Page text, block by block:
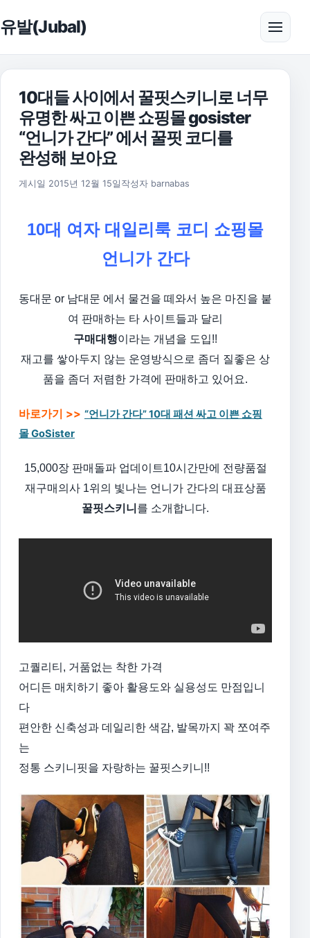
유발(Jubal) 메뉴
10대들 사이에서 꿀핏스키니로 너무
유명한 싸고 이쁜 쇼핑몰 gosister
“언니가 간다” 에서 꿀핏 코디를
완성해 보아요
게시일 2015년 12월 15일 2017년 3월 3일
작성자 barnabas
10대 여자 대일리룩 코디 쇼핑몰
언니가 간다
동대문 or 남대문 에서 물건을 떼와서 높은 마진을 붙
여 판매하는 타 사이트들과 달리
구매대행이라는 개념을 도입!!
재고를 쌓아두지 않는 운영방식으로 좀더 질좋은 상
품을 좀더 저렴한 가격에 판매하고 있어요.
바로가기 >> “언니가 간다” 10대 패션 싸고 이쁜 쇼핑
몰 GoSister
15,000장 판매돌파 업데이트10시간만에 전량품절
재구매의사 1위의 빛나는 언니가 간다의 대표상품
꿀핏스키니 를 소개합니다.
고퀄리티, 거품없는 착한 가격
어디든 매치하기 좋아 활용도와 실용성도 만점입니
다
편안한 신축성과 데일리한 색감, 발목까지 꽉 쪼여주
는
정통 스키니핏을 자랑하는 꿀핏스키니!!